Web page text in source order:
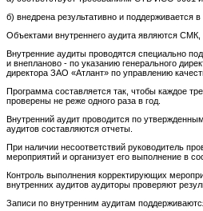
б) внедрена результативно и поддерживается
Объектами внутреннего аудита являются
Внутренние аудиты проводятся специально
и внепланово - по указанию генерального
директора ЗАО «Атлант» по управлению
Программа составляется так, чтобы каждое
проверены не реже одного раза в год.
Внутренний аудит проводится по
аудитов составляются отчеты.
При наличии несоответствий руководитель
мероприятий и организует его выполнение в
Контроль выполнения корректирующих
внутренних аудитов аудиторы проверяют
Записи по внутренним аудитам